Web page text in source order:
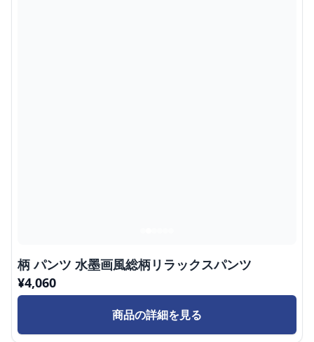
柄 パンツ 水墨画風総柄リラックスパンツ
¥4,060
商品の詳細を見る